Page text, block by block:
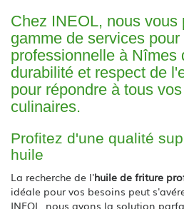
Chez INEOL, nous vous
gamme de services
professionnelle à Nîmes
durabilité et respect de
pour répondre à tous
culinaires.
Profitez d'une qualité
huile
La recherche de l'huile de friture
idéale pour vos besoins peut
INEOL, nous avons la solution